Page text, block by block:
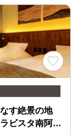
す絶景の地
ビスタ南阿…